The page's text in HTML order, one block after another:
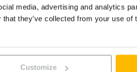
media, advertising and analytics
they’ve collected from your use
Customize